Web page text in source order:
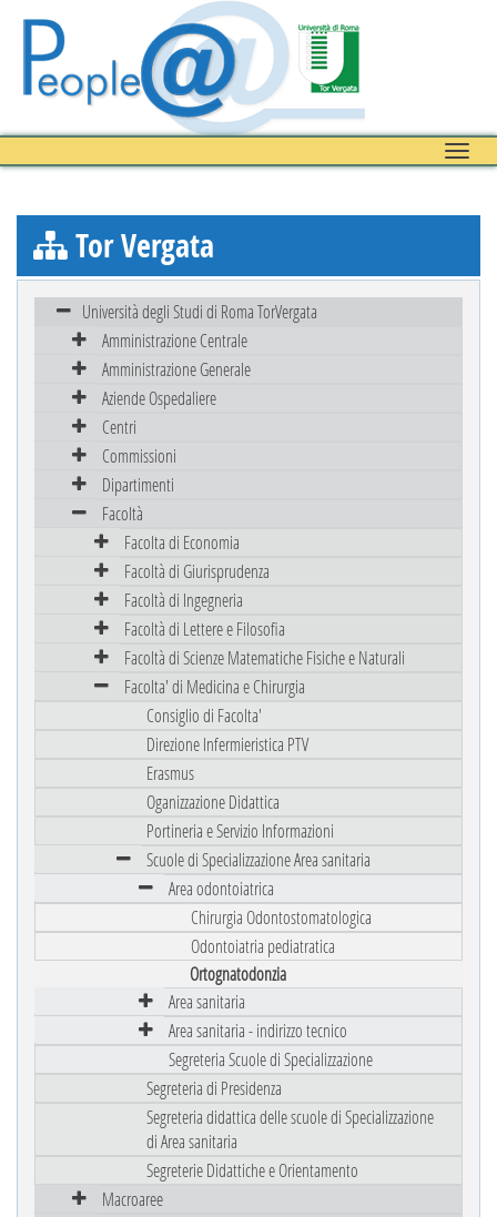
Toggle
Tor Vergata
Università degli Studi di Roma TorVergata
Amministrazione Centrale
Amministrazione Generale
Aziende Ospedaliere
Centri
Commissioni
Dipartimenti
Facoltà
Facolta di Economia
Facoltà di Giurisprudenza
Facoltà di Ingegneria
Facoltà di Lettere e Filosofia
Facoltà di Scienze Matematiche Fisiche e Naturali
Facolta' di Medicina e Chirurgia
Consiglio di Facolta'
Direzione Infermieristica PTV
Erasmus
Oganizzazione Didattica
Portineria e Servizio Informazioni
Scuole di Specializzazione Area sanitaria
Area odontoiatrica
Chirurgia Odontostomatologica
Odontoiatria pediatratica
Ortognatodonzia
Area sanitaria
Area sanitaria - indirizzo tecnico
Segreteria Scuole di Specializzazione
Segreteria di Presidenza
Segreteria didattica delle scuole di Specializzazione
di Area sanitaria
Segreterie Didattiche e Orientamento
Macroaree